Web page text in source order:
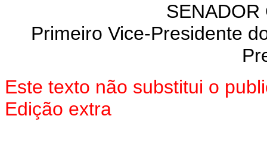
SENADOR
Primeiro Vice-Presidente
Este texto não substitui o
Edição extra